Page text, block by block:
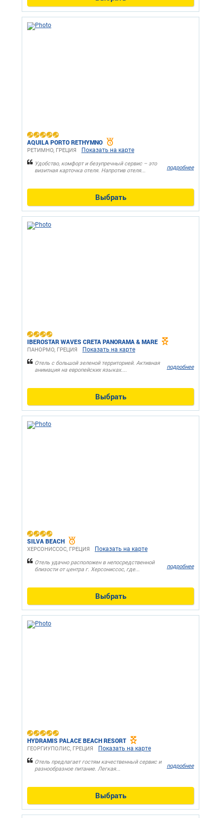
AQUILA PORTO RETHYMNO
РЕТИМНО, ГРЕЦИЯ Показать на карте
Удобство, комфорт и безупречный сервис – это
визитная карточка отеля. Напротив отеля...
подробнее
Выбрать
IBEROSTAR WAVES CRETA PANORAMA & MARE
ПАНОРМО, ГРЕЦИЯ Показать на карте
Отель с большой зеленой территорией. Активная
анимация на европейских языках....
подробнее
Выбрать
SILVA BEACH
ХЕРСОНИССОС, ГРЕЦИЯ Показать на карте
Отель удачно расположен в непосредственной
близости от центра г. Херсониссос, где...
подробнее
Выбрать
HYDRAMIS PALACE BEACH RESORT
ГЕОРГИУПОЛИС, ГРЕЦИЯ Показать на карте
Отель предлагает гостям качественный сервис и
разнообразное питание. Легкая...
подробнее
Выбрать